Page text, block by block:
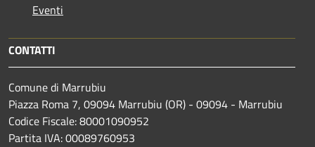
Eventi
CONTATTI
Comune di Marrubiu
Piazza Roma 7, 09094 Marrubiu (OR) - 09094 - Marrubiu
Codice Fiscale: 80001090952
Partita IVA: 00089760953